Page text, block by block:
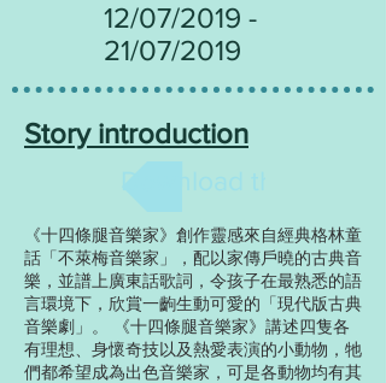
12/07/2019 -
21/07/2019
Story introduction
Download the
《十四條腿音樂家》創作靈感來自經典格林童
話「不萊梅音樂家」，配以家傳戶曉的古典音
樂，並譜上廣東話歌詞，令孩子在最熟悉的語
言環境下，欣賞一齣生動可愛的「現代版古典
音樂劇」。 《十四條腿音樂家》講述四隻各
有理想、身懷奇技以及熱愛表演的小動物，牠
們都希望成為出色音樂家，可是各動物均有其